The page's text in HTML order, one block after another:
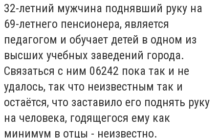
32-летний мужчина поднявший руку на
69-летнего пенсионера, является
педагогом и обучает детей в одном из
высших учебных заведений города.
Связаться с ним 06242 пока так и не
удалось, так что неизвестным так и
остаётся, что заставило его поднять руку
на человека, годящегося ему как
минимум в отцы - неизвестно.